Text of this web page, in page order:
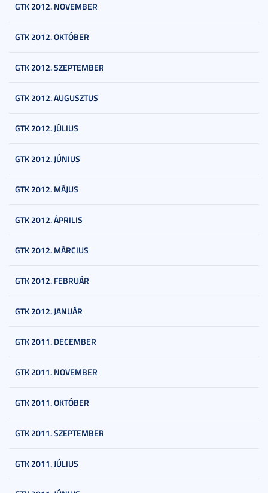
GTK 2012. NOVEMBER
GTK 2012. OKTÓBER
GTK 2012. SZEPTEMBER
GTK 2012. AUGUSZTUS
GTK 2012. JÚLIUS
GTK 2012. JÚNIUS
GTK 2012. MÁJUS
GTK 2012. ÁPRILIS
GTK 2012. MÁRCIUS
GTK 2012. FEBRUÁR
GTK 2012. JANUÁR
GTK 2011. DECEMBER
GTK 2011. NOVEMBER
GTK 2011. OKTÓBER
GTK 2011. SZEPTEMBER
GTK 2011. JÚLIUS